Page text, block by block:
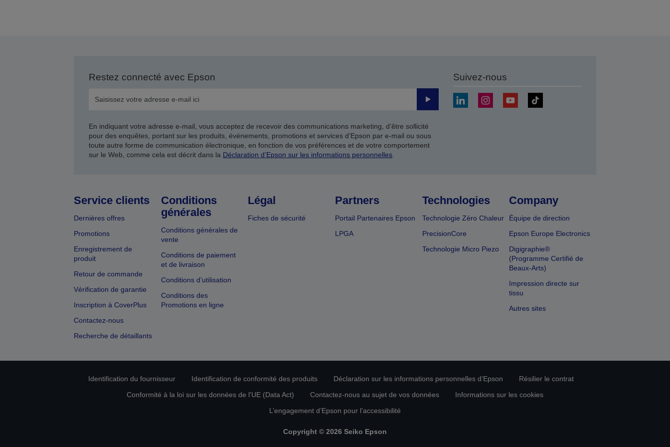
Restez connecté avec Epson
Valider
En indiquant votre adresse e-mail, vous acceptez de recevoir des communications marketing, d’être sollicité
pour des enquêtes, portant sur les produits, événements, promotions et services d’Epson par e-mail ou sous
toute autre forme de communication électronique, en fonction de vos préférences et de votre comportement
sur le Web, comme cela est décrit dans la Déclaration d’Epson sur les informations personnelles.
Suivez-nous
Service clients
Dernières offres
Promotions
Enregistrement de
produit
Retour de commande
Vérification de garantie
Inscription à CoverPlus
Contactez-nous
Recherche de détaillants
Conditions
générales
Conditions générales de
vente
Conditions de paiement
et de livraison
Conditions d’utilisation
Conditions des
Promotions en ligne
Légal
Fiches de sécurité
Partners
Portail Partenaires Epson
LPGA
Technologies
Technologie Zéro Chaleur
PrecisionCore
Technologie Micro Piezo
Company
Équipe de direction
Epson Europe Electronics
Digigraphie®
(Programme Certifié de
Beaux-Arts)
Impression directe sur
tissu
Autres sites
Identification du fournisseur Identification de conformité des produits Déclaration sur les informations personnelles d’Epson
Résilier le contrat
Conformité à la loi sur les données de l'UE (Data Act)
Contactez-nous au sujet de vos données
Informations sur les cookies
L’engagement d’Epson pour l’accessibilité
Copyright © 2026 Seiko Epson